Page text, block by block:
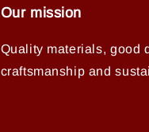
Our mission
Quality materials, good
craftsmanship and